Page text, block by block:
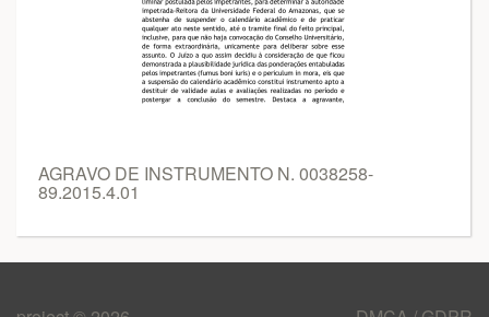
AGRAVO DE INSTRUMENTO N. 0038258-
89.2015.4.01